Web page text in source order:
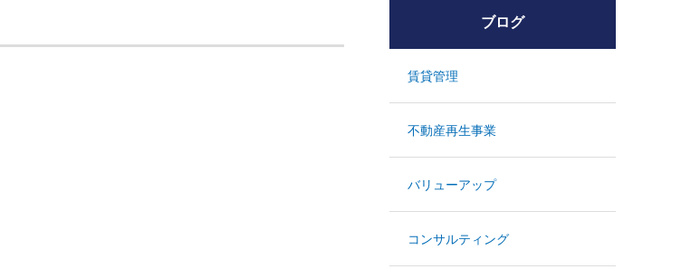
ブログ
賃貸管理
不動産再生事業
バリューアップ
コンサルティング